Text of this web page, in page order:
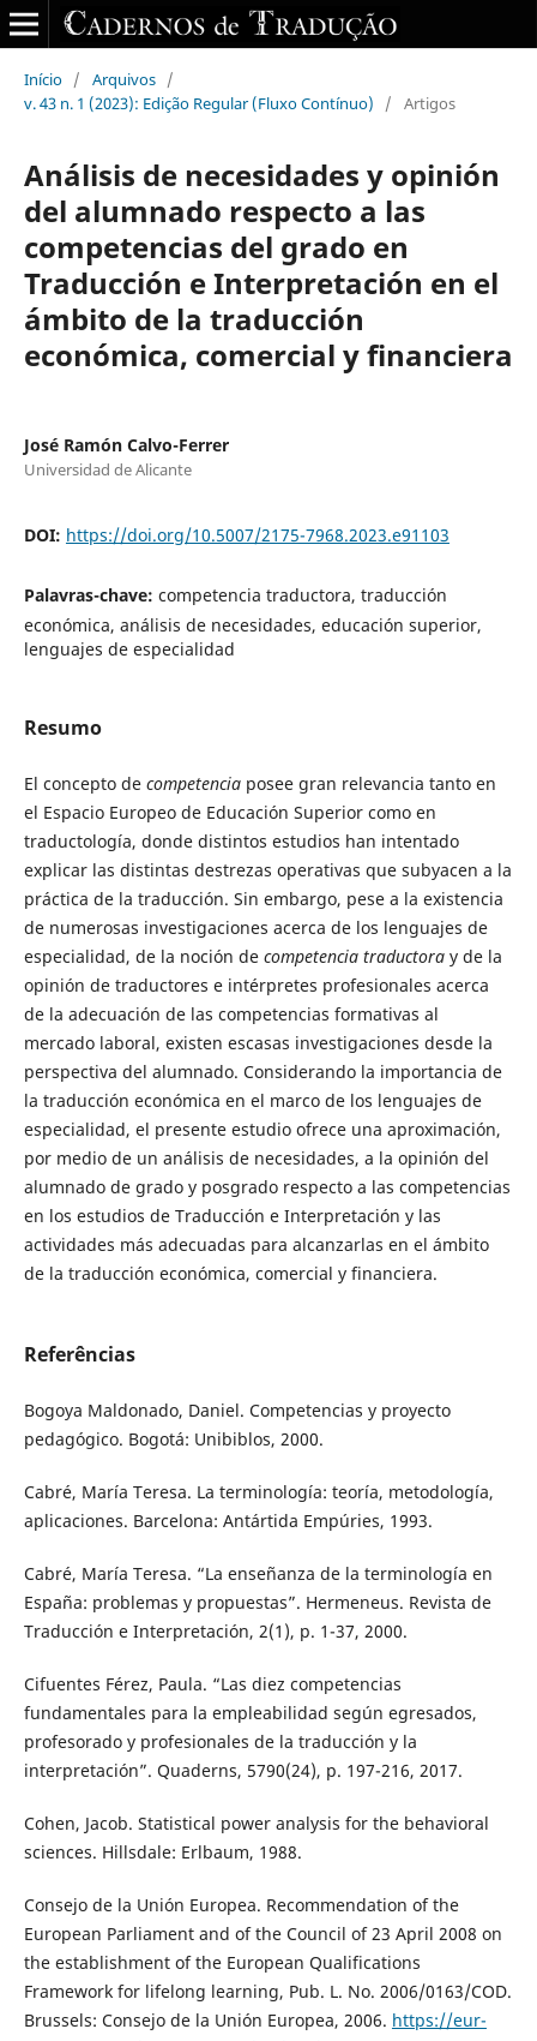
Início / Arquivos /
v. 43 n. 1 (2023): Edição Regular (Fluxo Contínuo)
/ Artigos
Análisis de necesidades y opinión
del alumnado respecto a las
competencias del grado en
Traducción e Interpretación en el
ámbito de la traducción
económica, comercial y financiera
José Ramón Calvo-Ferrer
Universidad de Alicante
DOI: https://doi.org/10.5007/2175-7968.2023.e91103
Palavras-chave: competencia traductora, traducción
económica, análisis de necesidades, educación superior,
lenguajes de especialidad
Resumo
El concepto de competenciaposee gran relevancia tanto en
el Espacio Europeo de Educación Superior como en
traductología, donde distintos estudios han intentado
explicar las distintas destrezas operativas que subyacen a la
práctica de la traducción. Sin embargo, pese a la existencia
de numerosas investigaciones acerca de los lenguajes de
especialidad, de la noción de competencia traductoray de la
opinión de traductores e intérpretes profesionales acerca
de la adecuación de las competencias formativas al
mercado laboral, existen escasas investigaciones desde la
perspectiva del alumnado. Considerando la importancia de
la traducción económica en el marco de los lenguajes de
especialidad, el presente estudio ofrece una aproximación,
por medio de un análisis de necesidades, a la opinión del
alumnado de grado y posgrado respecto a las competencias
en los estudios de Traducción e Interpretación y las
actividades más adecuadas para alcanzarlas en el ámbito
de la traducción económica, comercial y financiera.
Referências
Bogoya Maldonado, Daniel. Competencias y proyecto
pedagógico. Bogotá: Unibiblos, 2000.
Cabré, María Teresa. La terminología: teoría, metodología,
aplicaciones. Barcelona: Antártida Empúries, 1993.
Cabré, María Teresa. “La enseñanza de la terminología en
España: problemas y propuestas”. Hermeneus. Revista de
Traducción e Interpretación, 2(1), p. 1-37, 2000.
Cifuentes Férez, Paula. “Las diez competencias
fundamentales para la empleabilidad según egresados,
profesorado y profesionales de la traducción y la
interpretación”. Quaderns, 5790(24), p. 197-216, 2017.
Cohen, Jacob. Statistical power analysis for the behavioral
sciences. Hillsdale: Erlbaum, 1988.
Consejo de la Unión Europea. Recommendation of the
European Parliament and of the Council of 23 April 2008 on
the establishment of the European Qualifications
Framework for lifelong learning, Pub. L. No. 2006/0163/COD.
Brussels: Consejo de la Unión Europea, 2006. https://eur-